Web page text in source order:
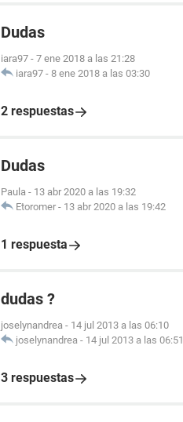
Dudas
iara97 - 7 ene 2018 a las 21:28
iara97 - 8 ene 2018 a las 03:30
2 respuestas
Dudas
Paula - 13 abr 2020 a las 19:32
Etoromer - 13 abr 2020 a las 19:42
1 respuesta
dudas ?
joselynandrea - 14 jul 2013 a las 06:10
joselynandrea - 14 jul 2013 a las 06:51
3 respuestas